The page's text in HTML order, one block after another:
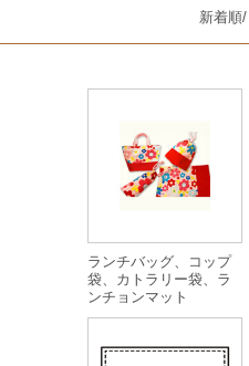
新着順/
ランチバッグ、コップ
袋、カトラリー袋、ラ
ンチョンマット